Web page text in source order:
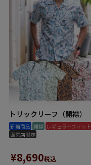
トリックリーフ（開襟）
新着商品 開襟 レギュラーフィット
直営店限定
¥8,690税込